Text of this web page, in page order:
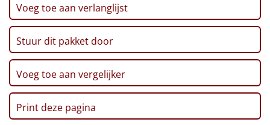
Artikel
Hitster NIEUW
Pizzarette
Tas
Speculoos Koekjes, 25 gr
Maltesers, 37 gr
Koekreep, 110 gr
Popcorn, 100 gr
Pretzel sticks XXL, 200 gr
Mars, 20 gr, 2 st
Boterwafels, 3 x 10 gr
Pepermunt, 65 gr
Voeg toe aan verlanglijst
Stuur dit pakket door
Voeg toe aan vergelijker
Print deze pagina